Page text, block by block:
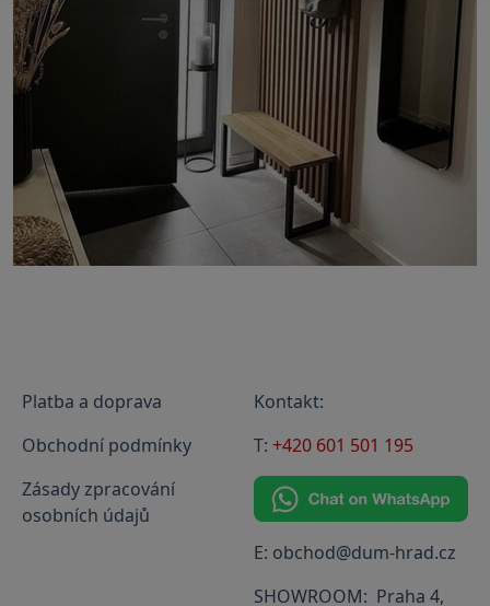
Platba a doprava
Obchodní podmínky
Zásady zpracování
osobních údajů
Kontakt:
T: +420 601 501 195
E: obchod@dum-hrad.cz
SHOWROOM: Praha 4,